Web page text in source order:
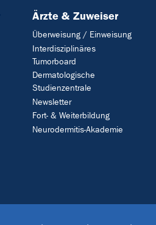
Ärzte & Zuweiser
Überweisung / Einweisung
Interdisziplinäres
Tumorboard
Dermatologische
Studienzentrale
Newsletter
Fort- & Weiterbildung
Neurodermitis-Akademie